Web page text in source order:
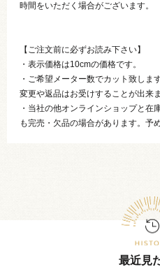
時間をいただく場合がございます。
【ご注文前に必ずお読み下さい】
・表示価格は10cmの価格です。
・ご希望メーター数でカット致しま
変更や返品はお受けすることが出来ま
・当社の他オンラインショップと在
も完売・欠品の場合があります。予
最近見